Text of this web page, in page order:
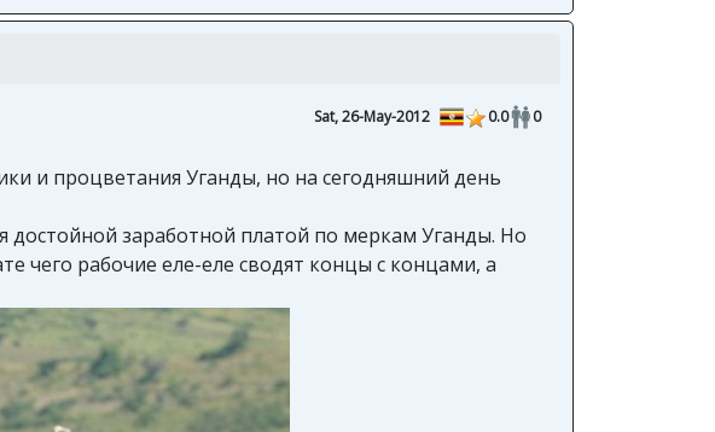
Sat, 26-May-2012 0.0 0
и процветания Уганды, но на сегодняшний день
достойной заработной платой по меркам Уганды. Но
чего рабочие еле-еле сводят концы с концами, а